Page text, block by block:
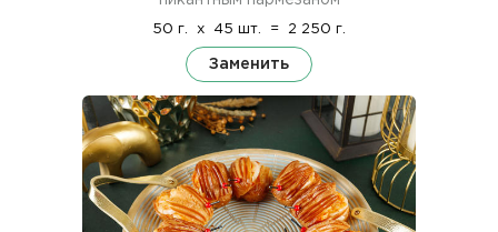
50 г. x 45 шт. = 2 250 г.
Заменить